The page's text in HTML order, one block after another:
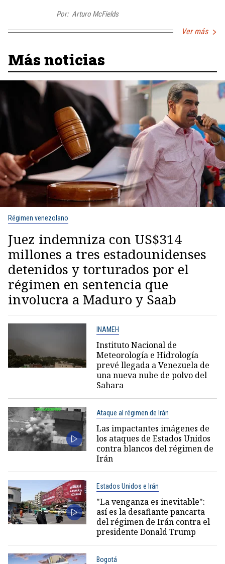
Por: Arturo McFields
Ver más
Más noticias
Régimen venezolano
Juez indemniza con US$314
millones a tres estadounidenses
detenidos y torturados por el
régimen en sentencia que
involucra a Maduro y Saab
INAMEH
Instituto Nacional de
Meteorología e Hidrología
prevé llegada a Venezuela de
una nueva nube de polvo del
Sahara
Ataque al régimen de Irán
Las impactantes imágenes de
los ataques de Estados Unidos
contra blancos del régimen de
Irán
Estados Unidos e Irán
"La venganza es inevitable":
así es la desafiante pancarta
del régimen de Irán contra el
presidente Donald Trump
Bogotá